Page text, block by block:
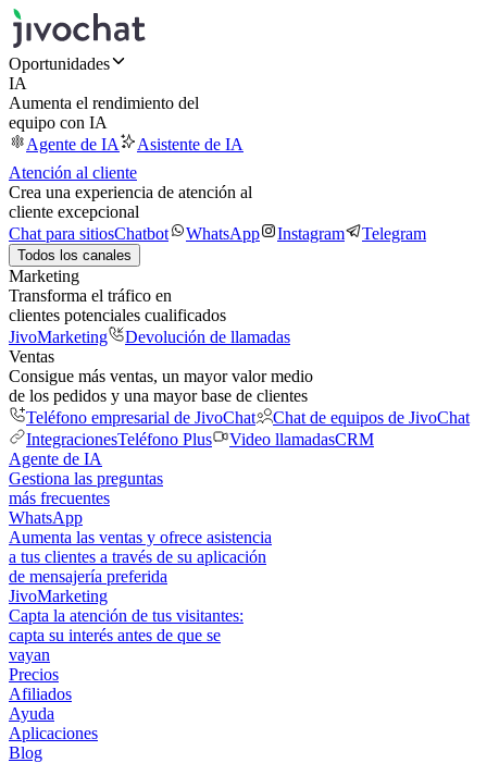
Oportunidades
IA
Aumenta el rendimiento del
equipo con IA
Agente de IA
Asistente de IA
Atención al cliente
Crea una experiencia de atención al
cliente excepcional
Chat para sitiosChatbot WhatsApp Instagram Telegram
Todos los canales
Marketing
Transforma el tráfico en
clientes potenciales cualificados
JivoMarketing
Devolución de llamadas
Ventas
Consigue más ventas, un mayor valor medio
de los pedidos y una mayor base de clientes
Teléfono empresarial de JivoChat
Chat de equipos de JivoChat
IntegracionesTeléfono Plus Video llamadasCRM
Agente de IA
Gestiona las preguntas
más frecuentes
WhatsApp
Aumenta las ventas y ofrece asistencia
a tus clientes a través de su aplicación
de mensajería preferida
JivoMarketing
Capta la atención de tus visitantes:
capta su interés antes de que se
vayan
Precios
Afiliados
Ayuda
Aplicaciones
Blog